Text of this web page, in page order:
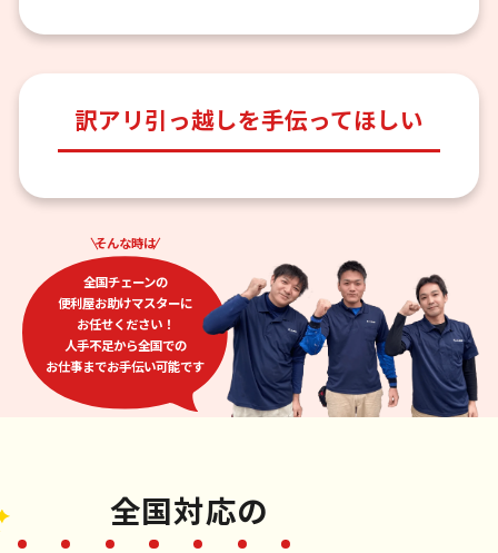
訳アリ引っ越しを手伝ってほしい
そんな時は
全国チェーンの
便利屋お助けマスターに
お任せください！
人手不足から全国での
お仕事までお手伝い可能です
全国対応の